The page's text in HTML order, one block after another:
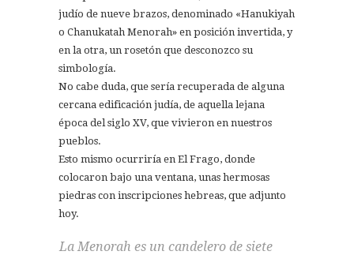
judío de nueve brazos, denominado «Hanukiyah
o Chanukatah Menorah» en posición invertida, y
en la otra, un rosetón que desconozco su
simbología.
No cabe duda, que sería recuperada de alguna
cercana edificación judía, de aquella lejana
época del siglo XV, que vivieron en nuestros
pueblos.
Esto mismo ocurriría en El Frago, donde
colocaron bajo una ventana, unas hermosas
piedras con inscripciones hebreas, que adjunto
hoy.
La Menorah es un candelero de siete